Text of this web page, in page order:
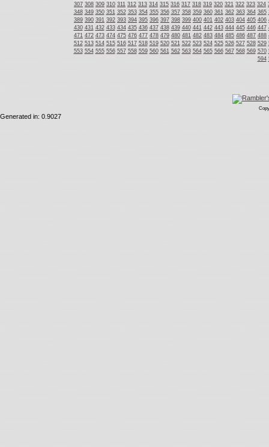
307 308 309 310 311 312 313 314 315 316 317 318 319 320 321 322 323 324
348 349 350 351 352 353 354 355 356 357 358 359 360 361 362 363 364 365
389 390 391 392 393 394 395 396 397 398 399 400 401 402 403 404 405 406
430 431 432 433 434 435 436 437 438 439 440 441 442 443 444 445 446 447
471 472 473 474 475 476 477 478 479 480 481 482 483 484 485 486 487 488
512 513 514 515 516 517 518 519 520 521 522 523 524 525 526 527 528 529
553 554 555 556 557 558 559 560 561 562 563 564 565 566 567 568 569 570
594
Generated in: 0.9027